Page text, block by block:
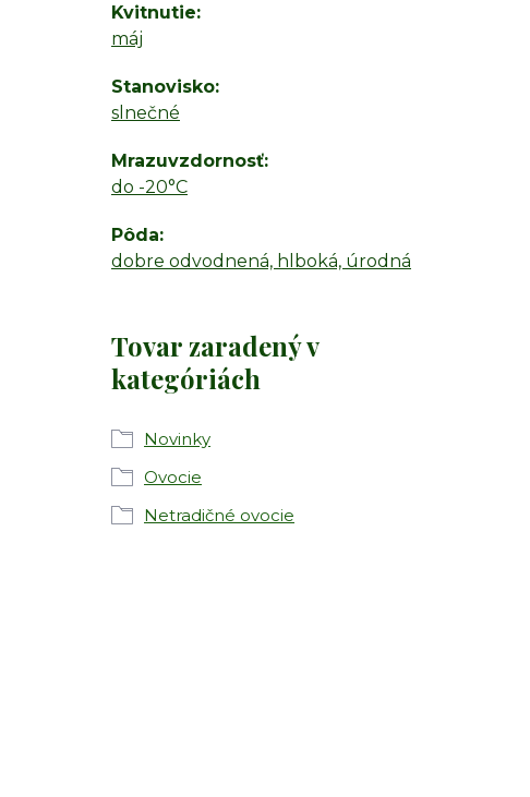
Kvitnutie
máj
Stanovisko
slnečné
Mrazuvzdornosť
do -20°C
Pôda
dobre odvodnená, hlboká, úrodná
Tovar zaradený v
kategóriách
Novinky
Ovocie
Netradičné ovocie